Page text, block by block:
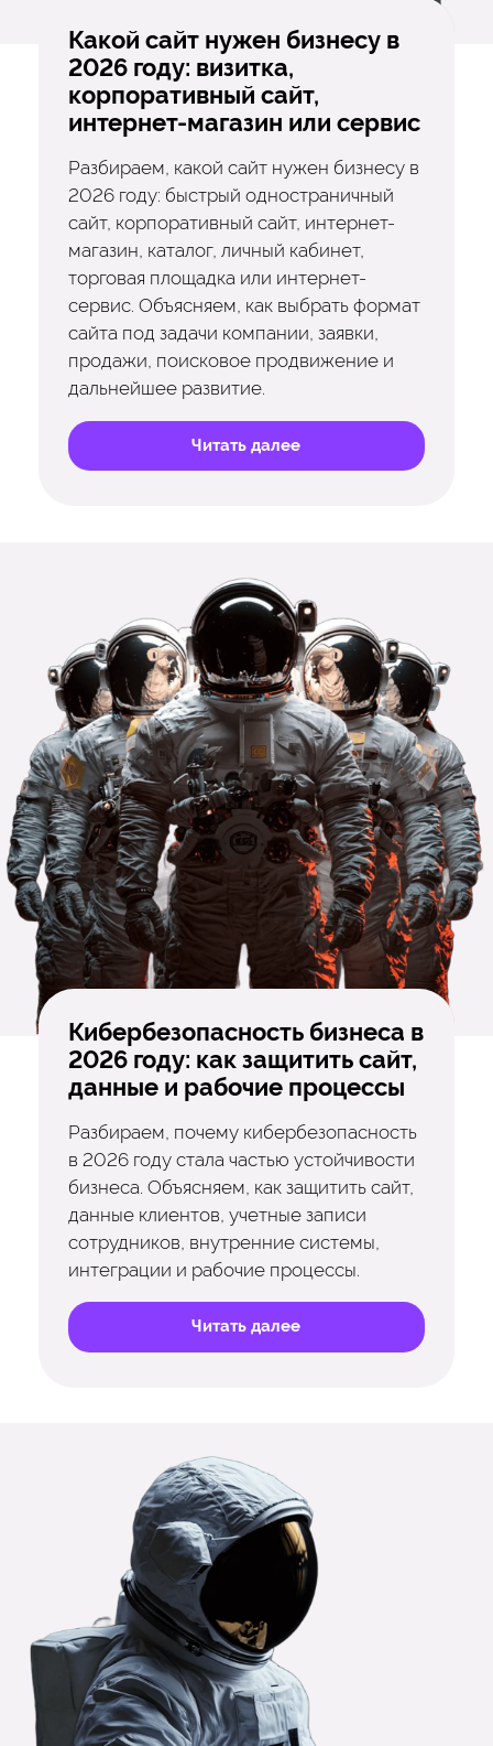
Какой сайт нужен бизнесу в
2026 году: визитка,
корпоративный сайт,
интернет-магазин или сервис
Разбираем, какой сайт нужен бизнесу в
2026 году: быстрый одностраничный
сайт, корпоративный сайт, интернет-
магазин, каталог, личный кабинет,
торговая площадка или интернет-
сервис. Объясняем, как выбрать формат
сайта под задачи компании, заявки,
продажи, поисковое продвижение и
дальнейшее развитие.
Читать далее
Кибербезопасность бизнеса в
2026 году: как защитить сайт,
данные и рабочие процессы
Разбираем, почему кибербезопасность
в 2026 году стала частью устойчивости
бизнеса. Объясняем, как защитить сайт,
данные клиентов, учетные записи
сотрудников, внутренние системы,
интеграции и рабочие процессы.
Читать далее